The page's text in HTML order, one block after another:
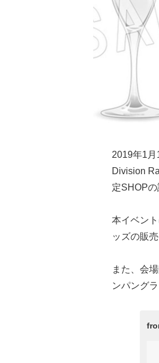
2019年1
Division
定SHOPの
本イベン
ッズの販
また、会
ンパング